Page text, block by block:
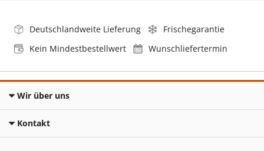
Deutschlandweite Lieferung
Frischegarantie
Kein Mindestbestellwert
Wunschliefertermin
Wir über uns
Kontakt